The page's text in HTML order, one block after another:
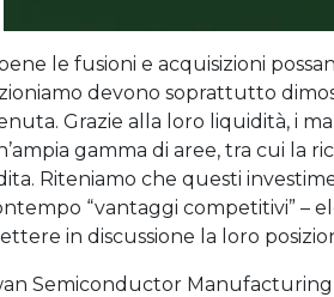
le fusioni e acquisizioni
devono soprattutto
Grazie alla loro liquidità, i
gamma di aree, tra cui la
Riteniamo che questi
“vantaggi competitivi” –
in discussione la loro
Semiconductor